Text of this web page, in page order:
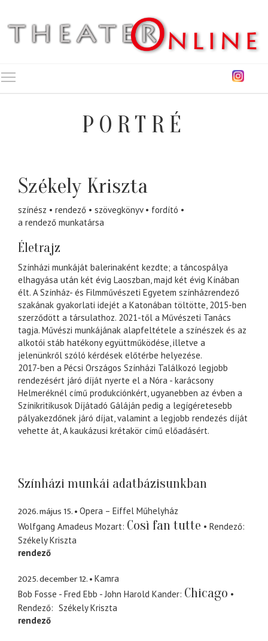
PORTRÉ
Székely Kriszta
színész rendező szövegkönyv
fordító
a rendező munkatársa
Életrajz
Színházi munkáját balerinaként kezdte; a táncospálya
elhagyása után két évig Laoszban, majd két évig Kínában
élt. A Színház- és Filmművészeti Egyetem színházrendező
szakának gyakorlati idejét a Katonában töltötte, 2015-ben
szerződött a társulathoz. 2021-től a Művészeti Tanács
tagja. Művészi munkájának alapfeltétele a színészek és az
alkotói stáb hatékony együttműködése, illetve a
jelenünkről szóló kérdések előtérbe helyezése.
2017-ben a Pécsi Országos Színházi Találkozó legjobb
rendezésért járó díját nyerte el a Nóra - karácsony
Helmeréknél című produkciónkért, ugyanebben az évben a
Színikritikusok Díjátadó Gáláján pedig a legígéretesebb
pályakezdőnek járó díjat, valamint a legjobb rendezés díját
vehette át, A kaukázusi krétakör című előadásért.
Színházi munkái adatbázisunkban
2026. május 15.
Opera – Eiffel Műhelyház
Wolfgang Amadeus Mozart Così fan tutte
Rendező
Székely Kriszta
rendező
2025. december 12.
Kamra
Bob Fosse - Fred Ebb - John Harold Kander Chicago
Rendező
Székely Kriszta
rendező